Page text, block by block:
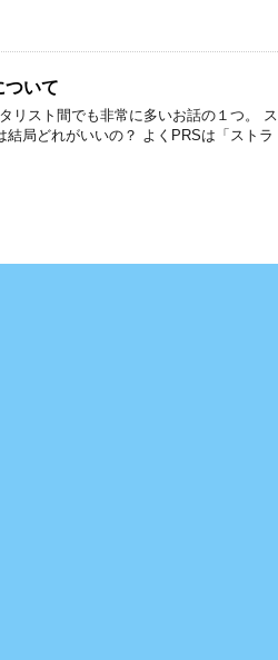
ついて
リスト間でも非常に多いお話の１つ。 ス
結局どれがいいの？ よくPRSは「ストラ